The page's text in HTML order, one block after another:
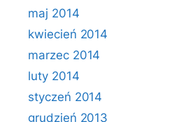
maj 2014
kwiecień 2014
marzec 2014
luty 2014
styczeń 2014
grudzień 2013